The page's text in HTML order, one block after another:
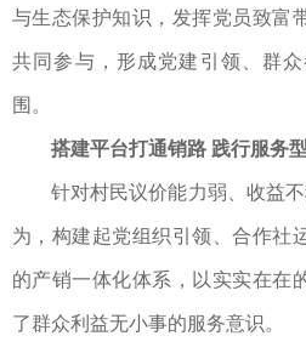
与生态保护知识，发挥党员致富
共同参与，形成党建引领、群
围。
搭建平台打通销路 践行服务
针对村民议价能力弱、收益
为，构建起党组织引领、合作社
的产销一体化体系，以实实在在
了群众利益无小事的服务意识。